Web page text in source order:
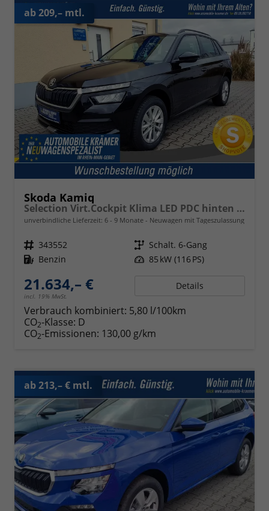
ab 209,– mtl.
Skoda Kamiq
Selection Virt.Cockpit Klima LED PDC hinten Sitzheizung
unverbindliche Lieferzeit: 6 - 9 Monate Neuwagen mit Tageszulassung
Fahrzeugnr. 343552 Getriebe Schalt. 6-Gang
Kraftstoff Benzin Leistung 85 kW (116 PS)
21.634,– €
incl. 19% MwSt.
Details
Verbrauch kombiniert: 5,80 l/100km
CO2-Klasse: D
CO2-Emissionen: 130,00 g/km
ab 213,– € mtl.